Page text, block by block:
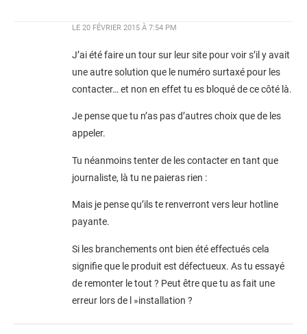
LE 20 FÉVRIER 2015 À 7:54 PM
J’ai été faire un tour sur leur site pour voir s’il y avait
une autre solution que le numéro surtaxé pour les
contacter… et non en effet tu es bloqué de ce côté là.
Je pense que tu n’as pas d’autres choix que de les
appeler.
Tu néanmoins tenter de les contacter en tant que
journaliste, là tu ne paieras rien :
Mais je pense qu’ils te renverront vers leur hotline
payante.
Si les branchements ont bien été effectués cela
signifie que le produit est défectueux. As tu essayé
de remonter le tout ? Peut être que tu as fait une
erreur lors de l »installation ?